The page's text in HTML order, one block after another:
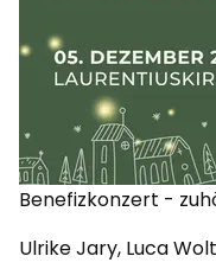
Benefizkonzert -
Ulrike Jary, Luca